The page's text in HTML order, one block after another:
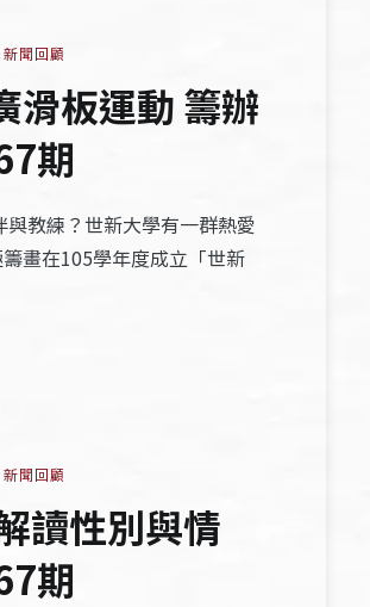
新聞回顧
滑板運動 籌辦
期
教練？世新大學有一群熱愛
畫在105學年度成立「世新
新聞回顧
讀性別與情
期